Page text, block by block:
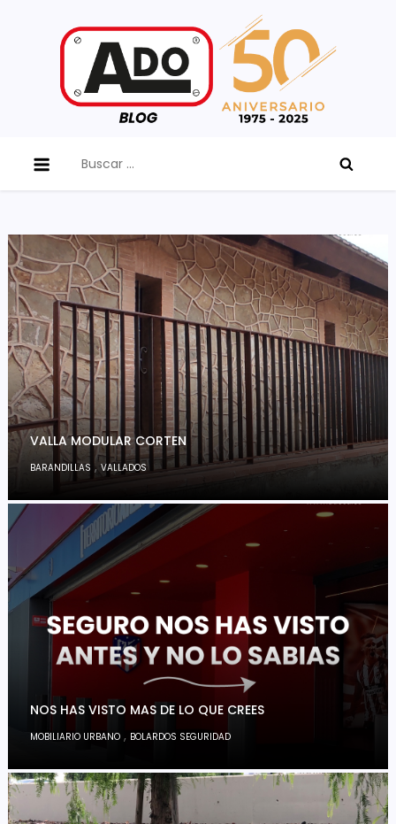
VALLA MODULAR CORTEN
BARANDILLAS ,VALLADOS
NOS HAS VISTO MAS DE LO QUE CREES
MOBILIARIO URBANO , BOLARDOS SEGURIDAD